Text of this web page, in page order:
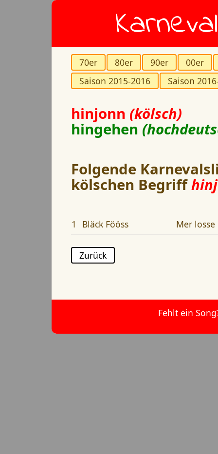
70er 80er 90er
00er
Saison 2015-2016
Saison
hinjonn (kölsch)
hingehen
Folgende
kölschen Begriff
1 Bläck Fööss Mer
Zurück
Fehlt ein